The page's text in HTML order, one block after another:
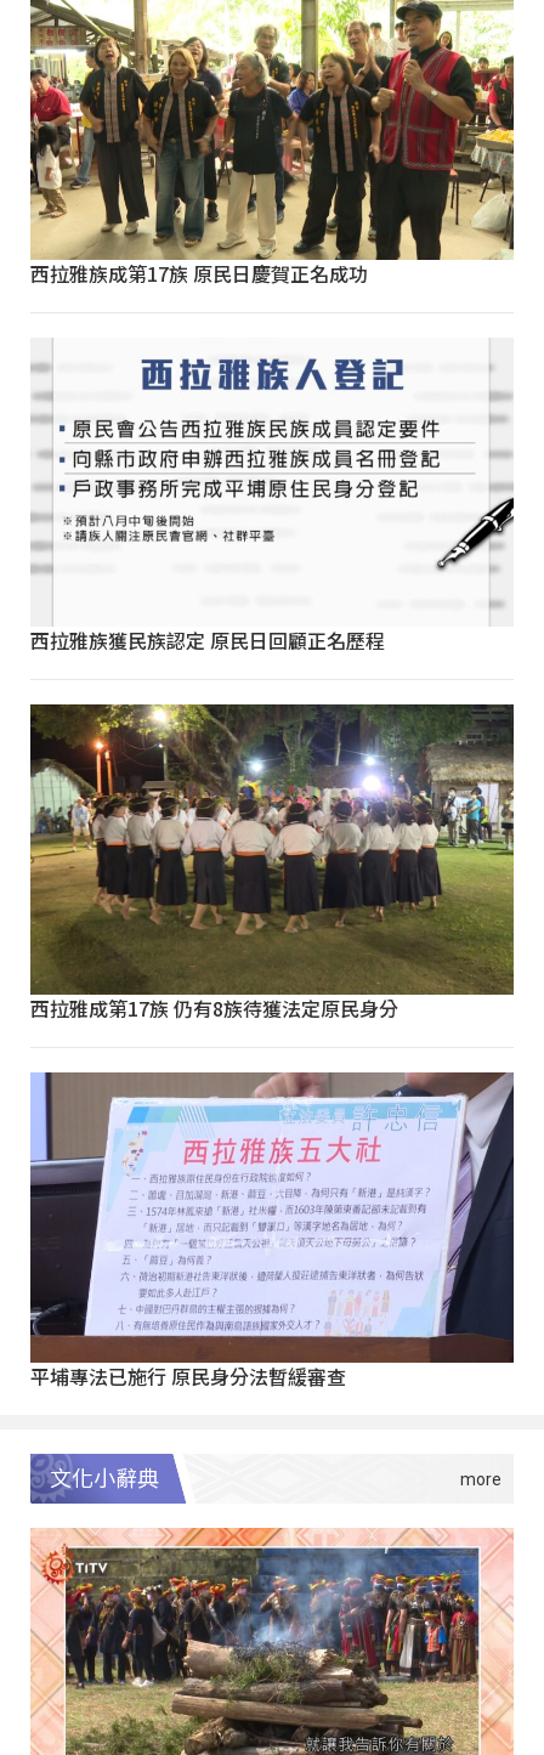
西拉雅族成第17族 原民日慶賀正名成功
西拉雅族獲民族認定 原民日回顧正名歷程
西拉雅成第17族 仍有8族待獲法定原民身分
平埔專法已施行 原民身分法暫緩審查
文化小辭典